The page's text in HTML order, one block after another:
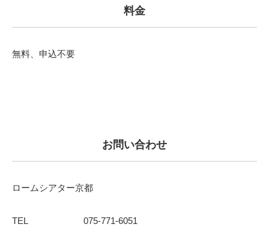
料金
無料、申込不要
お問い合わせ
ロームシアター京都
TEL 075-771-6051